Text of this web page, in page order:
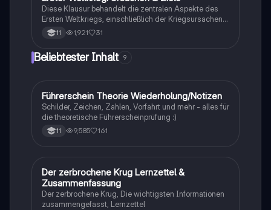
Diese Klausur behandelt die zentralen Aspekte des
Ersten Weltkriegs, einschließlich der Kriegsursachen,
der Julikrise 1914, des Attentats von Sarajevo, des
Blankoschecks und der Kriegsziele des Deutschen
Reiches. Ideal für Schüler, die sich auf Prüfungen
vorbereiten und ein vertieftes Verständnis der
Kaiserreich erlangen möchten.
11 1,921 31
Beliebtester Inhalt 9
Lerntipps
Führerschein Theorie Wiederholung/Notizen
Schilder, Zeichen, Zahlen, Vorfahrt und mehr - alles für
die theoretische Führerscheinprüfung :)
11 9,585 161
Deutsch
Der zerbrochene Krug Lernzettel &
Zusammenfassung
Der zerbrochene Krug, Die wichtigsten Informationen
zusammengefasst, Lernzettel